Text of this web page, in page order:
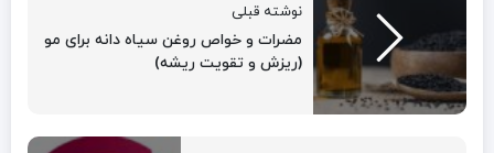
نوشته قبلی
مضرات و خواص روغن سیاه دانه برای مو
(ریزش و تقویت ریشه)